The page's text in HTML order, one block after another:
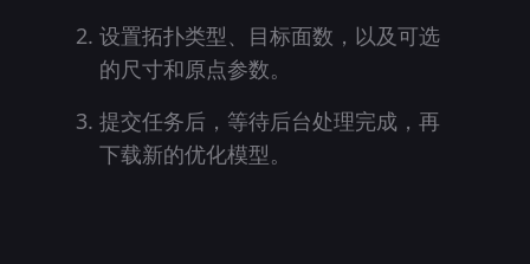
设置拓扑类型、目标面数，以及可选
的尺寸和原点参数。
提交任务后，等待后台处理完成，再
下载新的优化模型。